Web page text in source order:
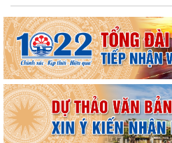
trong kỷ nguyên mới
PHÁT HUY GIÁ TRỊ CÁC DI TÍCH VĂN
PHƯỜNG TRẦN NHÂN TÔNG, THÀNH
Phường Trần Nhân Tông tham dự
thành phố tháng 7/2026
Lãnh đạo phường kiểm tra các trạm